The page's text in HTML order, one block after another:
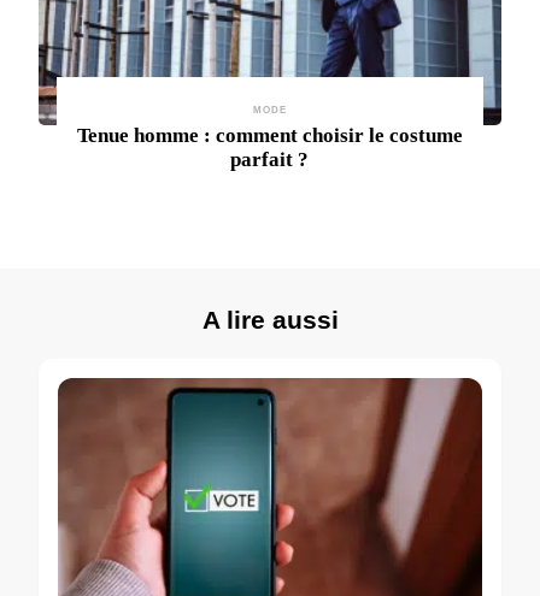
MODE
Tenue homme : comment choisir le costume
parfait ?
A lire aussi